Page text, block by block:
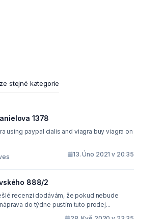
stejné kategorie
1378
paypal cialis and viagra buy viagra on
13. Úno 2021 v 20:35
888/2
recenzi dodávám, že pokud nebude
do týdne pustím tuto prodej...